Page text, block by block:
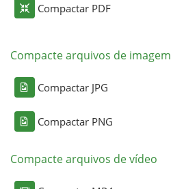
Compactar PDF
Compacte arquivos de imagem
Compactar JPG
Compactar PNG
Compacte arquivos de vídeo